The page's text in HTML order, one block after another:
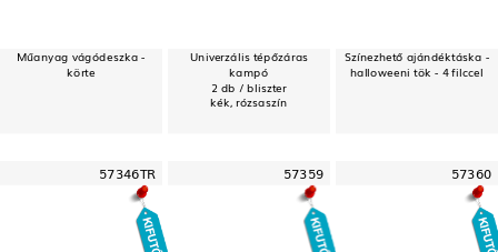
Műanyag vágódeszka -
körte
Univerzális tépőzáras
kampó
2 db / bliszter
kék, rózsaszín
Színezhető ajándéktáska -
halloweeni tök - 4 filccel
57346TR 57359 57360